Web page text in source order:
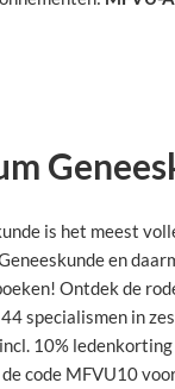
is het meest
en
Ontdek de
specialismen in
10%
code MFVU10